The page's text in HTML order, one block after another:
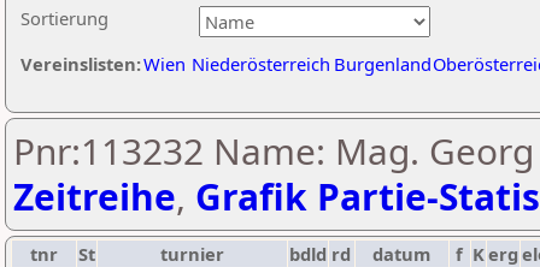
Sortierung
Vereinslisten:Wien Niederösterreich Burgenland
Pnr:113232 Name: Mag.
Zeitreihe, Grafik Partie-
tnr St turnier bdld rd datum f Kerg